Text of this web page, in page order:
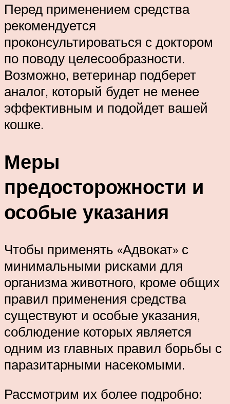
Перед применением средства
рекомендуется
проконсультироваться с доктором
по поводу целесообразности.
Возможно, ветеринар подберет
аналог, который будет не менее
эффективным и подойдет вашей
кошке.
Меры
предосторожности и
особые указания
Чтобы применять «Адвокат» с
минимальными рисками для
организма животного, кроме общих
правил применения средства
существуют и особые указания,
соблюдение которых является
одним из главных правил борьбы с
паразитарными насекомыми.
Рассмотрим их более подробно: